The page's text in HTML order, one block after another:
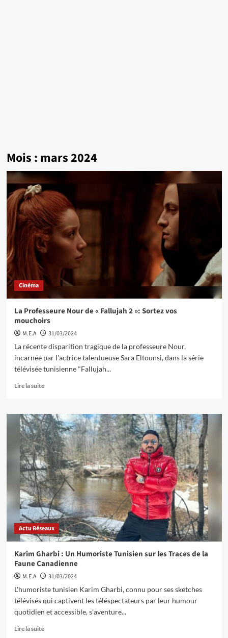
Mois : mars 2024
Cinéma
La Professeure Nour de « Fallujah 2 »: Sortez vos
mouchoirs
M.E.A
31/03/2024
La récente disparition tragique de la professeure Nour,
incarnée par l'actrice talentueuse Sara Eltounsi, dans la série
télévisée tunisienne "Fallujah...
Lire la suite
Actu Réseaux
Karim Gharbi : Un Humoriste Tunisien sur les Traces de la
Faune Canadienne
M.E.A
31/03/2024
L'humoriste tunisien Karim Gharbi, connu pour ses sketches
télévisés qui captivent les téléspectateurs par leur humour
quotidien et accessible, s'aventure...
Lire la suite